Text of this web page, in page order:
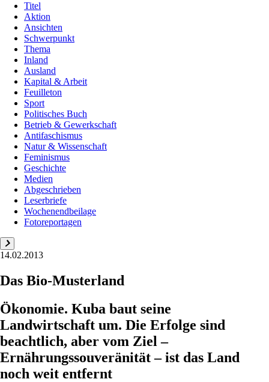
Titel
Aktion
Ansichten
Schwerpunkt
Thema
Inland
Ausland
Kapital & Arbeit
Feuilleton
Sport
Politisches Buch
Betrieb & Gewerkschaft
Antifaschismus
Natur & Wissenschaft
Feminismus
Geschichte
Medien
Abgeschrieben
Leserbriefe
Wochenendbeilage
Fotoreportagen
14.02.2013
Das Bio-Musterland
Ökonomie. Kuba baut seine
Landwirtschaft um. Die Erfolge sind
beachtlich, aber vom Ziel –
Ernährungssouveränität – ist das Land
noch weit entfernt